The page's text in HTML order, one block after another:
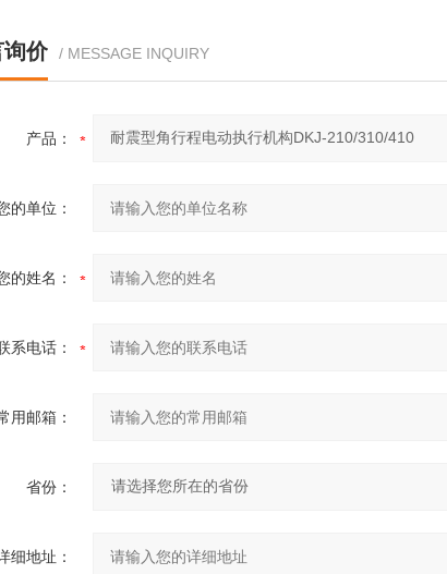
价 / MESSAGE INQUIRY
产品：
的单位：
的姓名：
系电话：
用邮箱：
省份：
细地址：